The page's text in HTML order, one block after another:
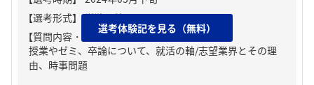
【質問内容・課題】
授業やゼミ、卒論について、就活の軸/志望業界とその理
由、時事問題
選考体験記を見る（無料）